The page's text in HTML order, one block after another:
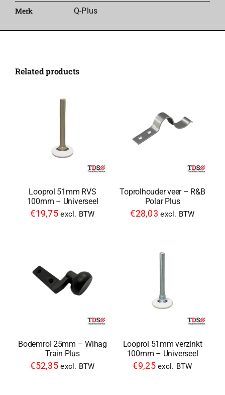
Merk
Q-Plus
Related products
Looprol 51mm RVS
100mm – Universeel
€19,75 excl. BTW
Toprolhouder veer – R&B
Polar Plus
€28,03 excl. BTW
Bodemrol 25mm – Wihag
Train Plus
€52,35 excl. BTW
Looprol 51mm verzinkt
100mm – Universeel
€9,25 excl. BTW